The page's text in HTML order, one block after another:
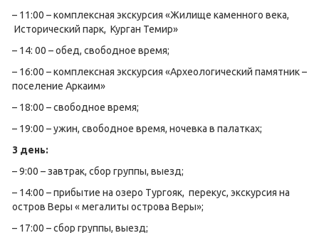
– 11:00 – комплексная экскурсия «Жилище каменного века,
Исторический парк, Курган Темир»
– 14: 00 – обед, свободное время;
– 16:00 – комплексная экскурсия «Археологический памятник –
поселение Аркаим»
– 18:00 – свободное время;
– 19:00 – ужин, свободное время, ночевка в палатках;
3 день:
– 9:00 – завтрак, сбор группы, выезд;
– 14:00 – прибытие на озеро Тургояк, перекус, экскурсия на
остров Веры « мегалиты острова Веры»;
– 17:00 – сбор группы, выезд;